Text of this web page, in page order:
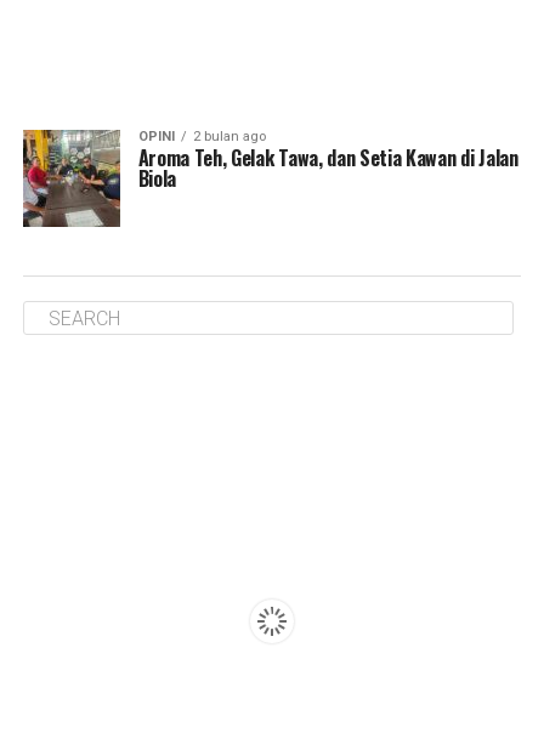
OPINI 2 bulan ago
Aroma Teh, Gelak Tawa, dan Setia Kawan di Jalan
Biola